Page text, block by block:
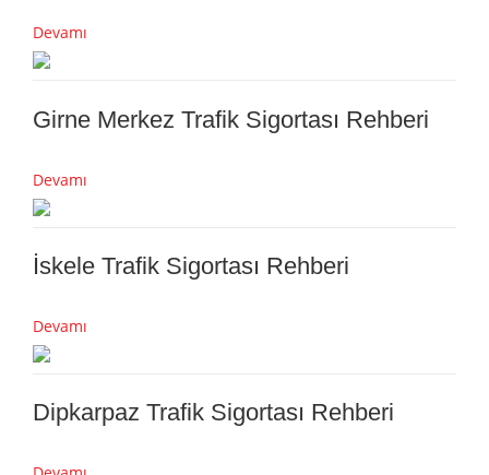
Devamı
Girne Merkez Trafik Sigortası Rehberi
Devamı
İskele Trafik Sigortası Rehberi
Devamı
Dipkarpaz Trafik Sigortası Rehberi